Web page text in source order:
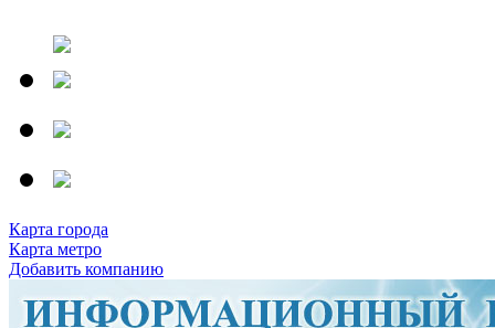
Карта города
Карта метро
Добавить компанию